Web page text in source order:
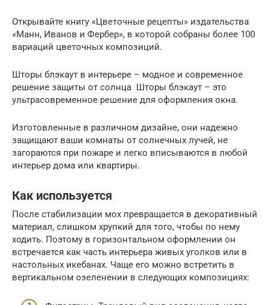
Открывайте книгу «Цветочные рецепты» издательства
«Манн, Иванов и Фербер», в которой собраны более 100
вариаций цветочных композиций.
Шторы блэкаут в интерьере – модное и современное
решение защиты от солнца Шторы блэкаут – это
ультрасовременное решение для оформления окна.
Изготовленные в различном дизайне, они надежно
защищают ваши комнаты от солнечных лучей, не
загораются при пожаре и легко вписываются в любой
интерьер дома или квартиры.
Как используется
После стабилизации мох превращается в декоративный
материал, слишком хрупкий для того, чтобы по нему
ходить. Поэтому в горизонтальном оформлении он
встречается как часть интерьера живых уголков или в
настольных икебанах. Чаще его можно встретить в
вертикальном озеленении в следующих композициях: